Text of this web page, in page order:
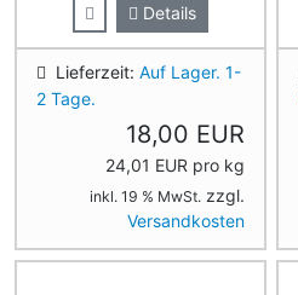
Details
Lieferzeit: Auf Lager. 1-
2 Tage.
18,00 EUR
24,01 EUR pro kg
inkl. 19 % MwSt. zzgl.
Versandkosten